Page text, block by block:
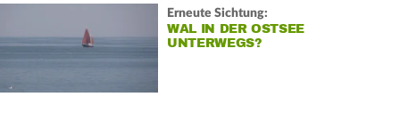
Erneute Sichtung:
WAL IN DER OSTSEE
UNTERWEGS?